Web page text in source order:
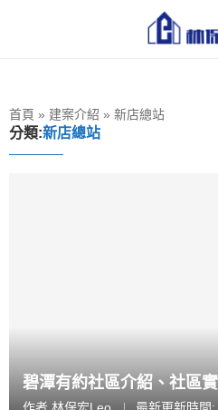
首頁 » 建案介紹 » 新店總站
分類:新店總站
碧潭有約社區介紹、社區
作者 林保宏Leo 最新更新時間: